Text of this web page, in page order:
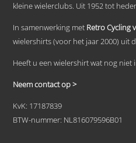
kleine wielerclubs. Uit 1952 tot
In samenwerking met Retro Cycling
wielershirts (voor het jaar 2000) uit
Heeft u een wielershirt wat nog niet
Neem contact op >
KvK: 17187839
BTW-nummer: NL816079596B01